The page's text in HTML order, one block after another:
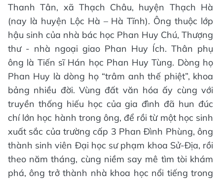
Thanh Tân, xã Thạch Châu, huyện Thạch Hà
(nay là huyện Lộc Hà – Hà Tĩnh). Ông thuộc lớp
hậu sinh của nhà bác học Phan Huy Chú, Thượng
thư - nhà ngoại giao Phan Huy Ích. Thân phụ
ông là Tiến sĩ Hán học Phan Huy Tùng. Dòng họ
Phan Huy là dòng họ “trâm anh thế phiệt”, khoa
bảng nhiều đời. Vùng đất văn hóa ấy cùng với
truyền thống hiếu học của gia đình đã hun đúc
chí lớn học hành trong ông, để rồi từ một học sinh
xuất sắc của trường cấp 3 Phan Đình Phùng, ông
thành sinh viên Đại học sư phạm khoa Sử-Địa, rồi
theo năm tháng, cùng niềm say mê tìm tòi khám
phá, ông trở thành nhà khoa học nổi tiếng trong